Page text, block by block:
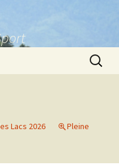
Lacs 2026
Pleine